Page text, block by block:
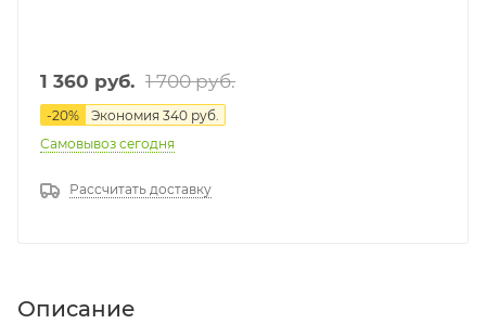
1 360 руб. 1 700руб.
-20% Экономия 340 руб.
Самовывоз сегодня
Рассчитать доставку
Описание